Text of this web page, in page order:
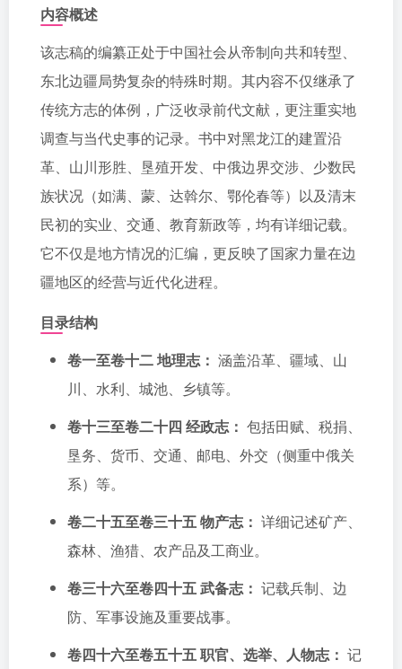
内容概述
该志稿的编纂正处于中国社会从帝制向共和转型、
东北边疆局势复杂的特殊时期。其内容不仅继承了
传统方志的体例，广泛收录前代文献，更注重实地
调查与当代史事的记录。书中对黑龙江的建置沿
革、山川形胜、垦殖开发、中俄边界交涉、少数民
族状况（如满、蒙、达斡尔、鄂伦春等）以及清末
民初的实业、交通、教育新政等，均有详细记载。
它不仅是地方情况的汇编，更反映了国家力量在边
疆地区的经营与近代化进程。
目录结构
卷一至卷十二 地理志： 涵盖沿革、疆域、山
川、水利、城池、乡镇等。
卷十三至卷二十四 经政志： 包括田赋、税捐、
垦务、货币、交通、邮电、外交（侧重中俄关
系）等。
卷二十五至卷三十五 物产志： 详细记述矿产、
森林、渔猎、农产品及工商业。
卷三十六至卷四十五 武备志： 记载兵制、边
防、军事设施及重要战事。
卷四十六至卷五十五 职官、选举、人物志： 记